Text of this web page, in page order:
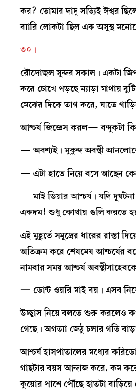
কর? তোমার দাদু সত্যিই ঈশ্বর
ব্যারি লোকটা ছিল এক অসুস্থ
৩০।
রৌদ্রোজ্বল সুন্দর সকাল। একটা
করে চোখে পড়ছে ন্যাড়া মাথায়
মেঝের দিকে তাগ করে, যাতে
আশ্চর্য জিজ্ঞেস করল— বন্দুকটা
— অবশ্যই। মুকুন্দ অবস্থী
— এটা হাতে নিয়ে বসে আছেন
— মাই ডিয়ার আশ্চর্য। যদি
একদম! শুধু কোথায় গুলি করতে
এই মুহূর্তে সমুদ্রের ধারের রাস্তা
অতিক্রম করে শেষমেষ আশ্চর্যের
নামবার সময় আশ্চর্য
— ডোন্ট ওয়রি মাই বয়। এসব
উচ্ছ্বাস নিয়ে বলতে শুরু করলেও
গেছে। অগত্যা জেঠু চলার গতি
আশ্চর্য হাসপাতালের মধ্যের
গাছটার বয়স আন্দাজ করে, কম
কুয়োর পাশে পৌঁছে হাতটা বাড়িয়ে